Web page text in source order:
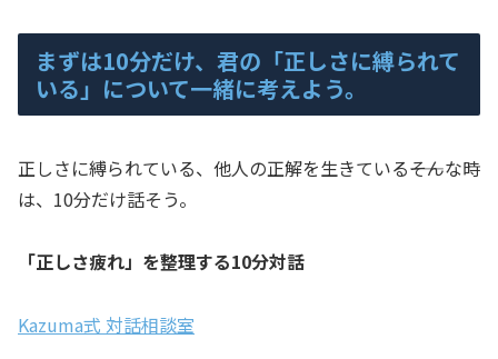
まずは10分だけ、君の「正しさに縛られて
いる」について一緒に考えよう。
正しさに縛られている、他人の正解を生きている――そんな時
は、10分だけ話そう。
「正しさ疲れ」を整理する10分対話
Kazuma式 対話相談室